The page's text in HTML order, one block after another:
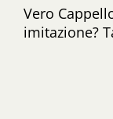
Vero
imitazione?